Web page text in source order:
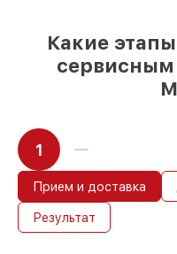
Какие
1
Прием и доставка
Результат